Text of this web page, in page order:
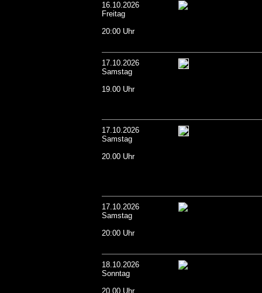
16.10.2026
Freitag
20:00 Uhr
17.10.2026
Samstag
19.00 Uhr
17.10.2026
Samstag
20.00 Uhr
17.10.2026
Samstag
20:00 Uhr
18.10.2026
Sonntag
20.00 Uhr